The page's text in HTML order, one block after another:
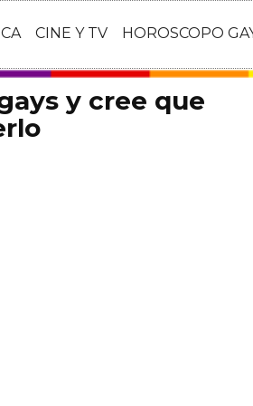
CINE Y TV HOROSCOPO
y cree que